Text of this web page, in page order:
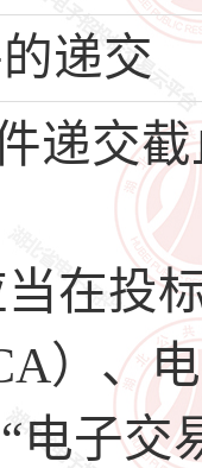
递交
递交
在投
）、
“电子